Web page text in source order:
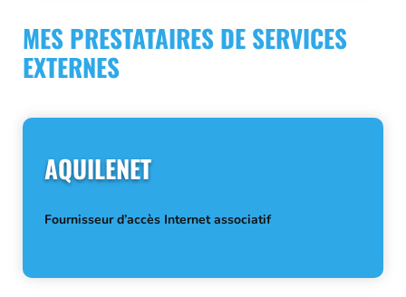
MES PRESTATAIRES DE SERVICES
EXTERNES
AQUILENET
Fournisseur d’accès Internet associatif